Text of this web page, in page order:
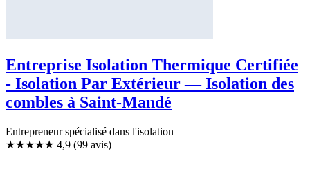
Entreprise Isolation Thermique Certifiée
- Isolation Par Extérieur — Isolation des
combles à Saint-Mandé
Entrepreneur spécialisé dans l'isolation
★★★★★ 4,9 (99 avis)